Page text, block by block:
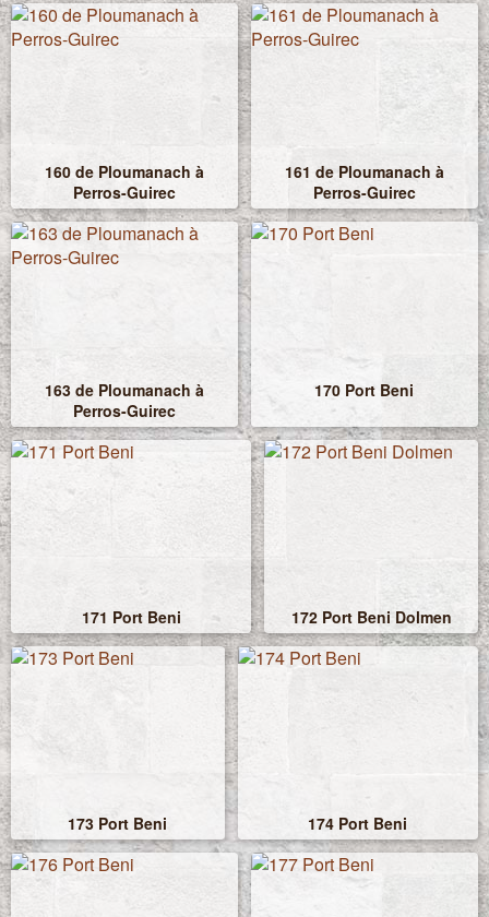
160 de Ploumanach à
Perros-Guirec
161 de Ploumanach à
Perros-Guirec
163 de Ploumanach à
Perros-Guirec
170 Port Beni
171 Port Beni 172 Port Beni Dolmen
173 Port Beni 174 Port Beni